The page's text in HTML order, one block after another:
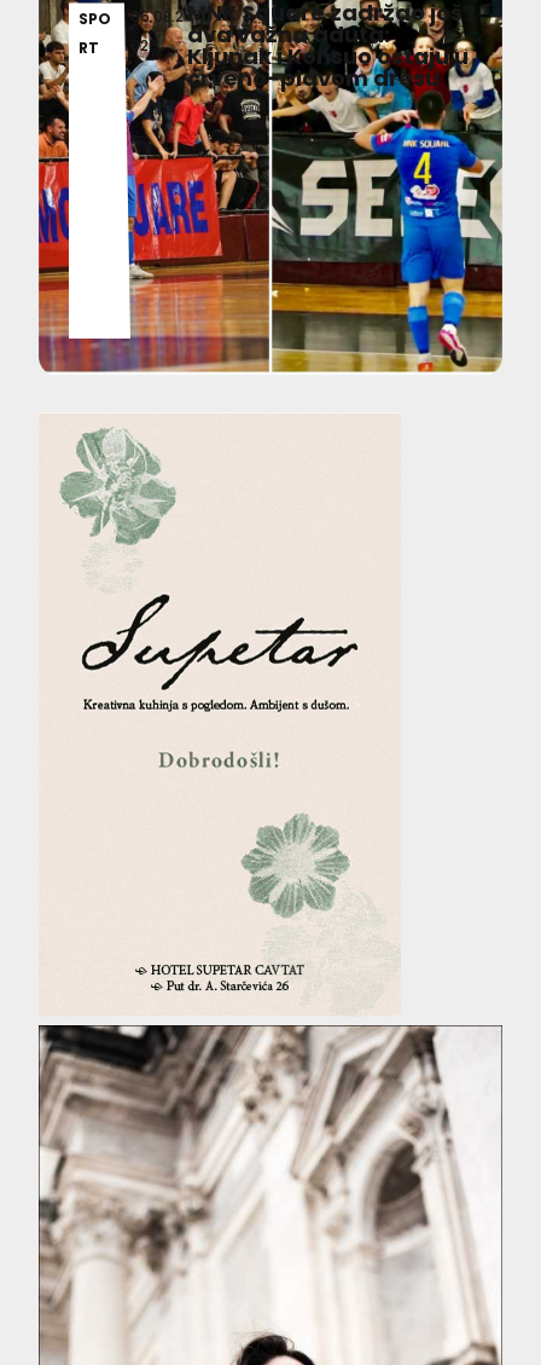
SPO
RT
06.08.2
026
MNK Square zadržao još
dva važna aduta:
Kljunak i Konsuo ostaju u
crveno-plavom dresu